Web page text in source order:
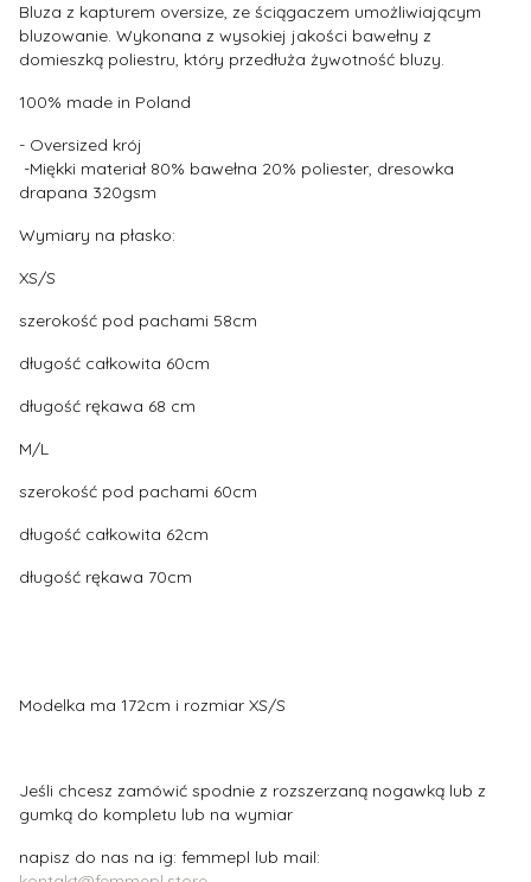
Bluza z kapturem oversize, ze ściągaczem umożliwiającym
bluzowanie. Wykonana z wysokiej jakości bawełny z
domieszką poliestru, który przedłuża żywotność bluzy.
100% made in Poland
- Oversized krój
-Miękki materiał 80% bawełna 20% poliester, dresowka
drapana 320gsm
Wymiary na płasko:
XS/S
szerokość pod pachami 58cm
długość całkowita 60cm
długość rękawa 68 cm
M/L
szerokość pod pachami 60cm
długość całkowita 62cm
długość rękawa 70cm
Modelka ma 172cm i rozmiar XS/S
Jeśli chcesz zamówić spodnie z rozszerzaną nogawką lub z
gumką do kompletu lub na wymiar
napisz do nas na ig: femmepl lub mail: